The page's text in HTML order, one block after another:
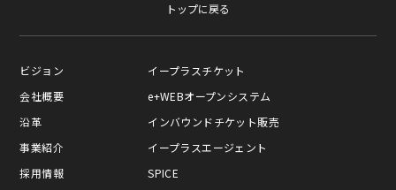
トップに戻る
ビジョン
会社概要
沿革
事業紹介
採用情報
イープラスチケット
e+WEBオープンシステム
インバウンドチケット販売
イープラスエージェント
SPICE